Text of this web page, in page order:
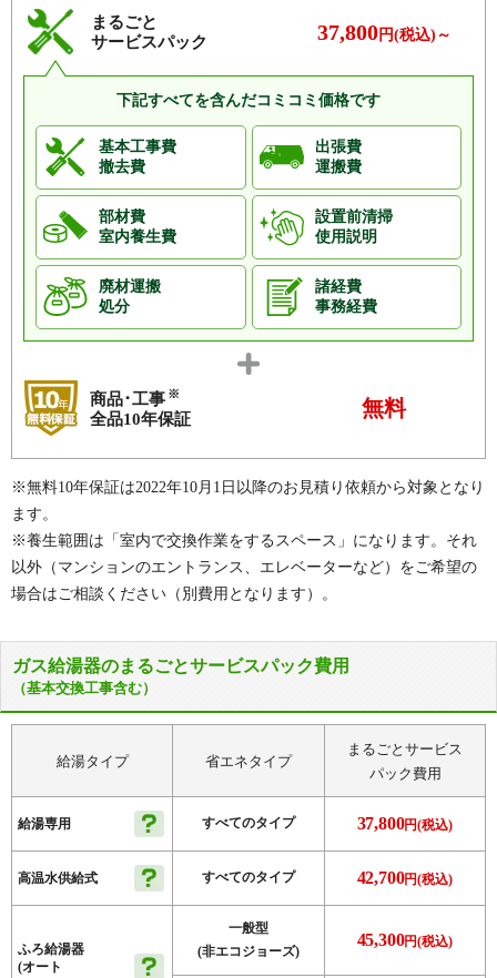
まるごと
サービスパック
37,800円(税込)～
下記すべてを含んだコミコミ価格です
基本工事費
撤去費
出張費
運搬費
部材費
室内養生費
設置前清掃
使用説明
廃材運搬
処分
諸経費
事務経費
商品･工事 ※
全品10年保証 無料
※無料10年保証は2022年10月1日以降のお見積り依頼から対象となり
ます。
※養生範囲は「室内で交換作業をするスペース」になります。それ
以外（マンションのエントランス、エレベーターなど）をご希望の
場合はご相談ください（別費用となります）。
ガス給湯器のまるごとサービスパック費用
（基本交換工事含む）
給湯タイプ 省エネタイプ
まるごとサービス
パック費用
給湯専用 すべてのタイプ 37,800円(税込)
高温水供給式 すべてのタイプ 42,700円(税込)
ふろ給湯器
(オート
一般型
(非エコジョーズ)
45,300円(税込)